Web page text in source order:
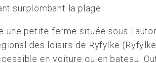
surplombant la plage.
une petite ferme située sous
des loisirs de Ryfylke
en voiture ou en bateau.